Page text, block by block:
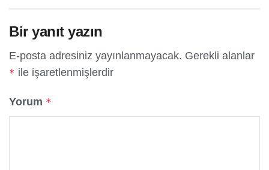
Bir yanıt yazın
E-posta adresiniz yayınlanmayacak. Gerekli alanlar
* ile işaretlenmişlerdir
Yorum *